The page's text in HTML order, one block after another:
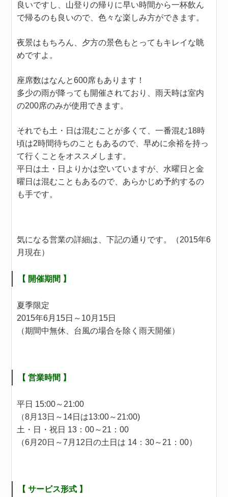
良いですし、山登りの帰りに早い時間から一杯飲ん
で帰るのも良いので、色々な楽しみ方ができます。
夜景はもちろん、夕方の景色もとってもキレイな眺
めですよ。
座席数はなんと600席もあります！
多少の雨が降っても開催されており、雨天時は室内
の200席のみが使用できます。
それでも土・日は混むことが多くて、一番混む18時
頃は2時間待ちのこともあるので、早めに余裕を持っ
て行くことをオススメします。
平日は土・日よりかは空いていますが、水曜日と金
曜日は混むこともあるので、あらかじめ予約するの
も手です。
気になる営業の詳細は、下記の通りです。（2015年6
月現在）
【 開催期間 】
夏季限定
2015年6月15日～10月15日
（期間中無休、台風の場合を除く雨天開催）
【 営業時間 】
平日 15:00～21:00
（8月13日～14日は13:00～21:00)
土・日・祝日 13：00～21：00
（6月20日～7月12日の土日は 14：30～21：00）
【 サービス形式 】